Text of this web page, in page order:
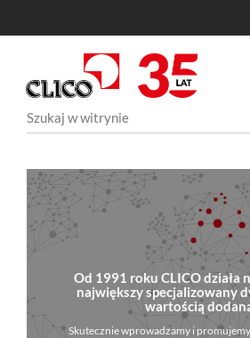
Od 1991 roku CLICO działa
największy specjalizowany
wartością
Skutecznie wprowadzamy i